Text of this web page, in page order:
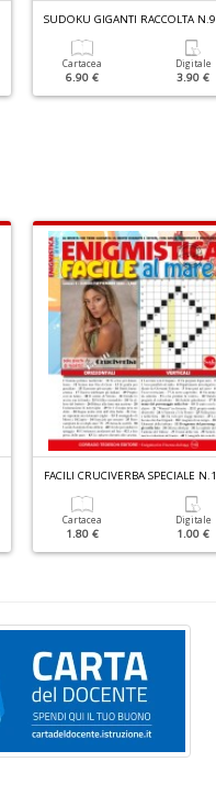
SUDOKU GIGANTI RACCOLTA N.9
Cartacea
6.90 €
Digitale
3.90 €
FACILI CRUCIVERBA SPECIALE N.1
Cartacea
1.80 €
Digitale
1.00 €